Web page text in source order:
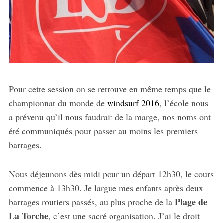
Pour cette session on se retrouve en même temps que le
championnat du monde dewindsurf 2016, l’école nous
a prévenu qu’il nous faudrait de la marge, nos noms ont
été communiqués pour passer au moins les premiers
barrages.
Nous déjeunons dès midi pour un départ 12h30, le cours
commence à 13h30. Je largue mes enfants après deux
barrages routiers passés, au plus proche de la Plage de
La Torche, c’est une sacré organisation. J’ai le droit